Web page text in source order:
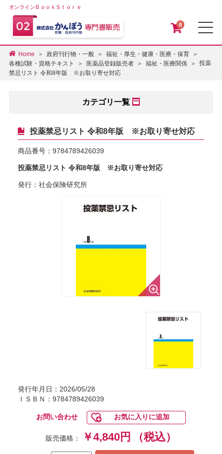
オンラインＢｏｏｋＳｔｏｒｅ
0
Home 政府刊行物・一般
福祉・厚生・健康・医療・保育
各種試験・資格テキスト
医薬品登録販売者 福祉・医療関係
投薬
禁忌リスト 令和8年版 ※お取り寄せ対応
カテゴリ一覧
投薬禁忌リスト 令和8年版 ※お取り寄せ対応
商品番号： 9784789426039
投薬禁忌リスト 令和8年版 ※お取り寄せ対応
発行：社会保険研究所
発行年月日：2026/05/28
ＩＳＢＮ：9784789426039
お問い合わせ お気に入りに追加
販売価格： ￥4,840円 （税込）